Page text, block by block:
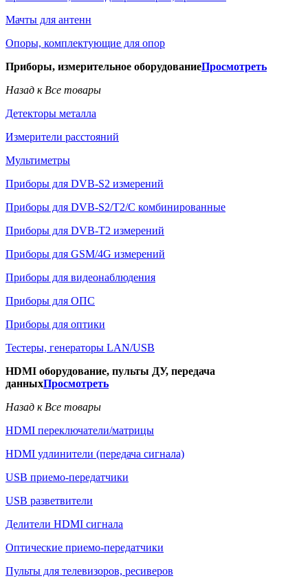
Мачты для антенн
Опоры, комплектующие для опор
Приборы, измерительное оборудованиеПросмотреть
Назад к Все товары
Детекторы металла
Измерители расстояний
Мультиметры
Приборы для DVB-S2 измерений
Приборы для DVB-S2/T2/C комбинированные
Приборы для DVB-T2 измерений
Приборы для GSM/4G измерений
Приборы для видеонаблюдения
Приборы для ОПС
Приборы для оптики
Тестеры, генераторы LAN/USB
HDMI оборудование, пульты ДУ, передача
данныхПросмотреть
Назад к Все товары
HDMI переключатели/матрицы
HDMI удлинители (передача сигнала)
USB приемо-передатчики
USB разветвители
Делители HDMI сигнала
Оптические приемо-передатчики
Пульты для телевизоров, ресиверов